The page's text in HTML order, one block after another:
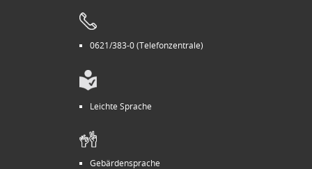
0621/383-0 (Telefonzentrale)
Leichte Sprache
Gebärdensprache